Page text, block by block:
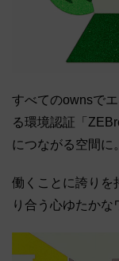
すべてのownsで
る環境認証「
につながる空間に。
働くことに誇りを
り合う心ゆたかな